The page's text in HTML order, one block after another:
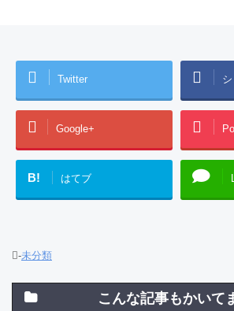
Twitter
Google+
B! はてブ
-未分類
こんな記事もかいて